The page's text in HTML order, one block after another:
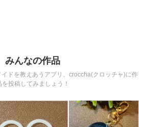
みんなの作品
ドを教えあうアプリ、croccha(クロッチャ)に作
を投稿してみましょう！